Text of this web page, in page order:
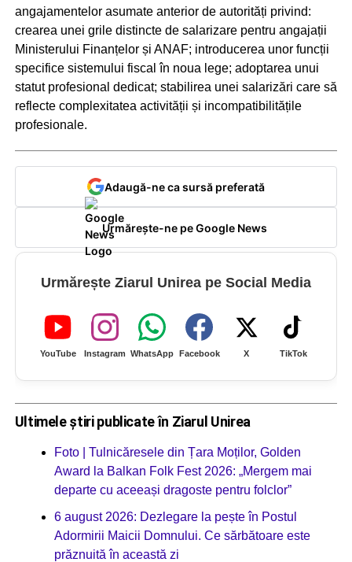
angajamentelor asumate anterior de autorități privind:
crearea unei grile distincte de salarizare pentru angajații
Ministerului Finanțelor și ANAF; introducerea unor funcții
specifice sistemului fiscal în noua lege; adoptarea unui
statut profesional dedicat; stabilirea unei salarizări care să
reflecte complexitatea activității și incompatibilitățile
profesionale.
Adaugă-ne ca sursă preferată
Urmărește-ne pe Google News
Urmărește Ziarul Unirea pe Social Media
YouTube Instagram WhatsApp Facebook X TikTok
Ultimele știri publicate în Ziarul Unirea
Foto | Tulnicăresele din Țara Moților, Golden
Award la Balkan Folk Fest 2026: „Mergem mai
departe cu aceeași dragoste pentru folclor”
6 august 2026: Dezlegare la pește în Postul
Adormirii Maicii Domnului. Ce sărbătoare este
prăznuită în această zi